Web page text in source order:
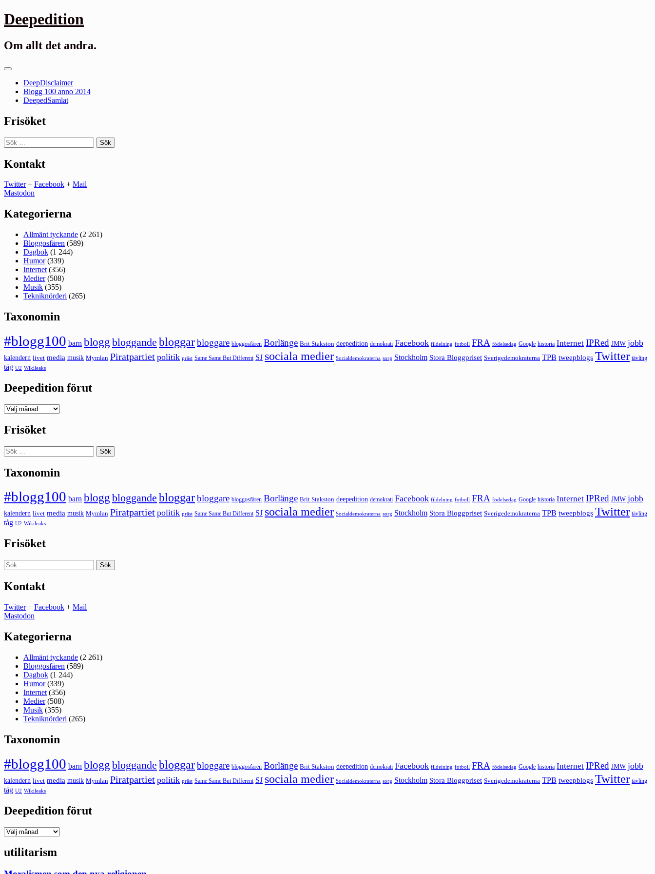
Gå
till
Deepedition
Om allt det andra.
Primär
DeepDisclaimer
Blogg 100 anno 2014
DeepedSamlat
Frisöket
Sök
efter:
Kontakt
Twitter+ Facebook + Mail
Mastodon
Kategorierna
Allmänt tyckande (2 261)
Bloggosfären (589)
Dagbok (1 244)
Humor(339)
Internet (356)
Medier(508)
Musik (355)
Tekniknörderi (265)
Taxonomin
#blogg100 barn blogg bloggande bloggarbloggare bloggosfären Borlänge Brit Stakston deepedition demokrati Facebook fildelning fotboll FRA födelsedag Google historia Internet IPRed JMW jobb
kalendern livet media musik Mymlan Piratpartiet politik präst Same Same But Different SJ sociala medier Socialdemokraterna sorg Stockholm Stora Bloggpriset Sverigedemokraterna TPB tweepblogs Twitter tävling
tåg U2 Wikileaks
Deepedition förut
Deepedition
Frisöket
Sök
efter:
Taxonomin
#blogg100 barn blogg bloggande bloggarbloggare bloggosfären Borlänge Brit Stakston deepedition demokrati Facebook fildelning fotboll FRA födelsedag Google historia Internet IPRed JMW jobb
kalendern livet media musik Mymlan Piratpartiet politik präst Same Same But Different SJ sociala medier Socialdemokraterna sorg Stockholm Stora Bloggpriset Sverigedemokraterna TPB tweepblogs Twitter tävling
tåg U2 Wikileaks
Frisöket
Sök
efter:
Kontakt
Twitter+ Facebook + Mail
Mastodon
Kategorierna
Allmänt tyckande (2 261)
Bloggosfären (589)
Dagbok (1 244)
Humor(339)
Internet (356)
Medier(508)
Musik (355)
Tekniknörderi (265)
Taxonomin
#blogg100 barn blogg bloggande bloggarbloggare bloggosfären Borlänge Brit Stakston deepedition demokrati Facebook fildelning fotboll FRA födelsedag Google historia Internet IPRed JMW jobb
kalendern livet media musik Mymlan Piratpartiet politik präst Same Same But Different SJ sociala medier Socialdemokraterna sorg Stockholm Stora Bloggpriset Sverigedemokraterna TPB tweepblogs Twitter tävling
tåg U2 Wikileaks
Deepedition förut
Deepedition
utilitarism